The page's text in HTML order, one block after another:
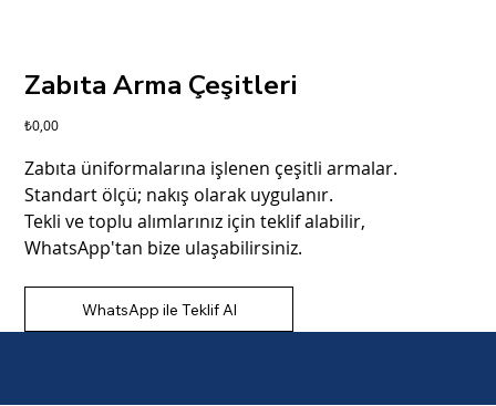
Zabıta Arma Çeşitleri
Fiyat
₺0,00
Zabıta üniformalarına işlenen çeşitli armalar.
Standart ölçü; nakış olarak uygulanır.
Tekli ve toplu alımlarınız için teklif alabilir,
WhatsApp'tan bize ulaşabilirsiniz.
WhatsApp ile Teklif Al